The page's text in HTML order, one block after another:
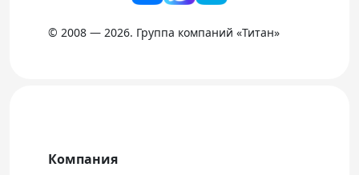
© 2008 — 2026. Группа компаний «Титан»
Компания